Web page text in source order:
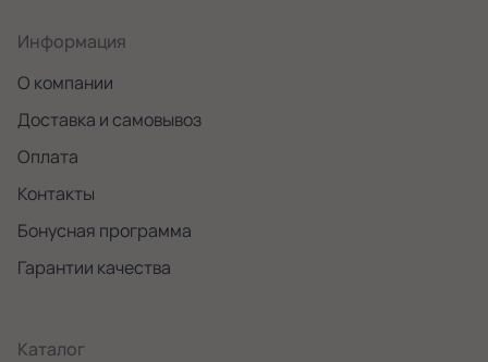
Информация
О компании
Доставка и самовывоз
Оплата
Контакты
Бонусная программа
Гарантии качества
Каталог